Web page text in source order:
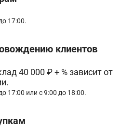
17:00.
клиентов
40 000 ₽ + % зависит от
17:00 или с 9:00 до 18:00.